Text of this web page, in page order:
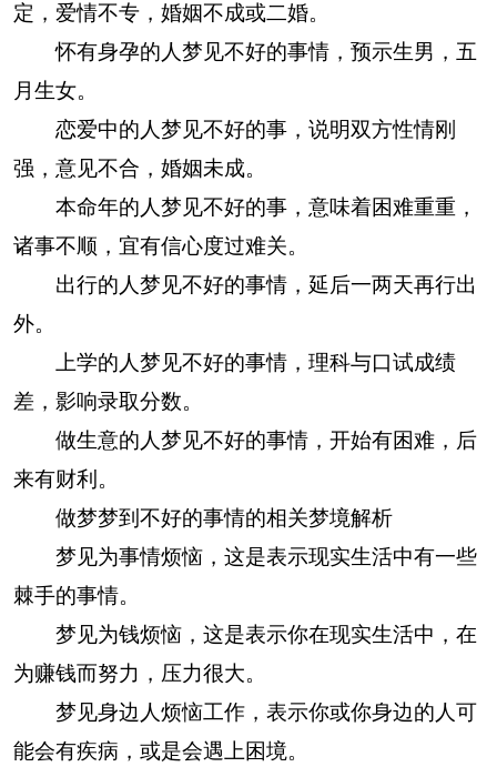
定，爱情不专，婚姻不成或二婚。
怀有身孕的人梦见不好的事情，预示生男，五
月生女。
恋爱中的人梦见不好的事，说明双方性情刚
强，意见不合，婚姻未成。
本命年的人梦见不好的事，意味着困难重重，
诸事不顺，宜有信心度过难关。
出行的人梦见不好的事情，延后一两天再行出
外。
上学的人梦见不好的事情，理科与口试成绩
差，影响录取分数。
做生意的人梦见不好的事情，开始有困难，后
来有财利。
做梦梦到不好的事情的相关梦境解析
梦见为事情烦恼，这是表示现实生活中有一些
棘手的事情。
梦见为钱烦恼，这是表示你在现实生活中，在
为赚钱而努力，压力很大。
梦见身边人烦恼工作，表示你或你身边的人可
能会有疾病，或是会遇上困境。